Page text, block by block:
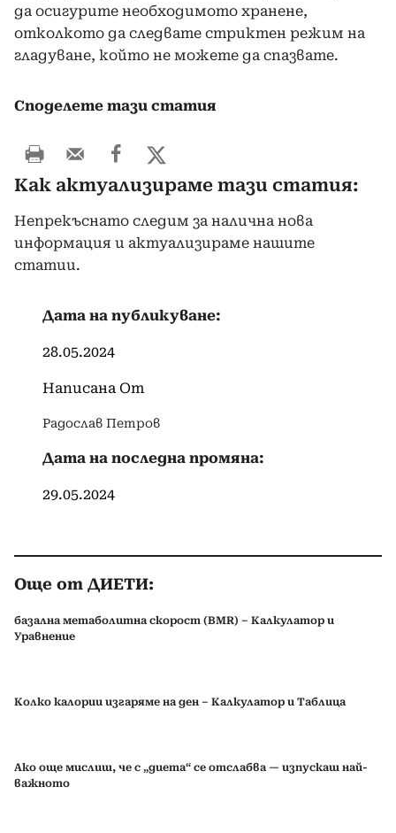
да осигурите необходимото хранене,
отколкото да следвате стриктен режим на
гладуване, който не можете да спазвате.
Споделете тази статия
Как актуализираме тази статия:
Непрекъснато следим за налична нова
информация и актуализираме нашите
статии.
Дата на публикуване:
28.05.2024
Написана От
Радослав Петров
Дата на последна промяна:
29.05.2024
Още от ДИЕТИ:
базална метаболитна скорост (BMR) – Калкулатор и
Уравнение
Колко калории изгаряме на ден – Калкулатор и Таблица
Ако още мислиш, че с „диета“ се отслабва — изпускаш най-
важното